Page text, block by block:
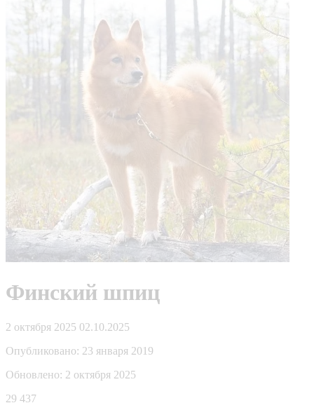
Финский шпиц
2 октября 2025 02.10.2025
Опубликовано: 23 января 2019
Обновлено: 2 октября 2025
29 437